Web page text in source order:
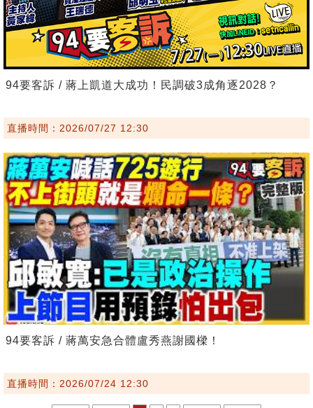
94要客訴 / 蔣上凱道大成功！民調破3成角逐2028？
直播時間：2026/07/27 12:30
94要客訴 / 蔣萬安急合體盧秀燕謝國樑！
直播時間：2026/07/24 12:30